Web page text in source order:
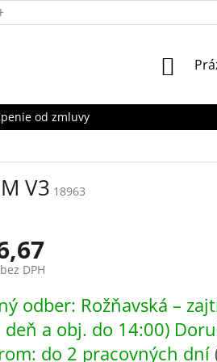
OSOBNÝCH ÚDAJOV
od zmluvy
V3 18963
DPH
odber: Rožňavská –
deň a obj. do 14:00)
do 2 pracovných dní